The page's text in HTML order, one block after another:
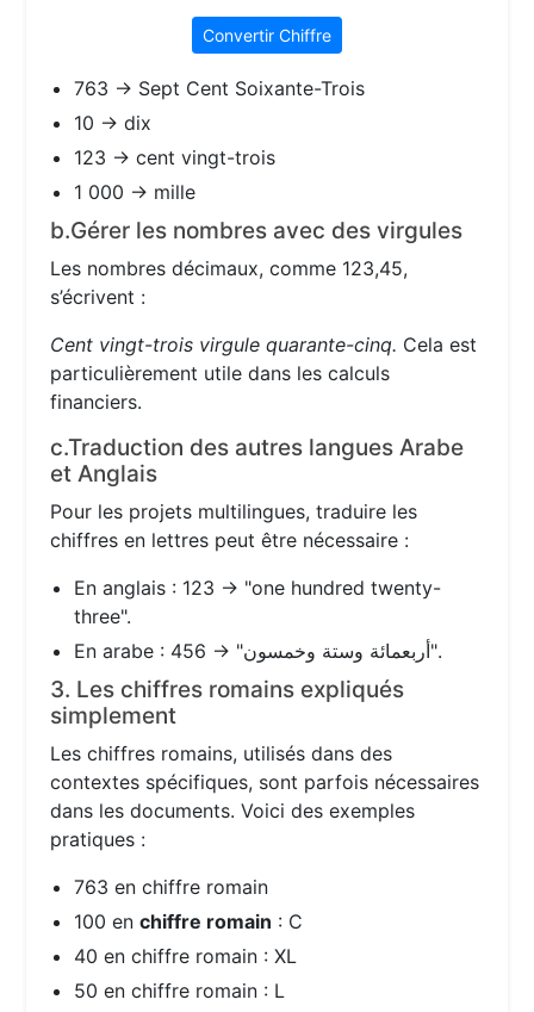
Convertir Chiffre
763 → Sept Cent Soixante-Trois
10 → dix
123 → cent vingt-trois
1 000 → mille
b.Gérer les nombres avec des virgules
Les nombres décimaux, comme 123,45,
s’écrivent :
Cent vingt-trois virgule quarante-cinq. Cela est
particulièrement utile dans les calculs
financiers.
c.Traduction des autres langues Arabe
et Anglais
Pour les projets multilingues, traduire les
chiffres en lettres peut être nécessaire :
En anglais : 123 → "one hundred twenty-
three".
En arabe : 456 → "أربعمائة وستة وخمسون".
3. Les chiffres romains expliqués
simplement
Les chiffres romains, utilisés dans des
contextes spécifiques, sont parfois nécessaires
dans les documents. Voici des exemples
pratiques :
763 en chiffre romain
100 enchiffre romain : C
40 en chiffre romain : XL
50 en chiffre romain : L